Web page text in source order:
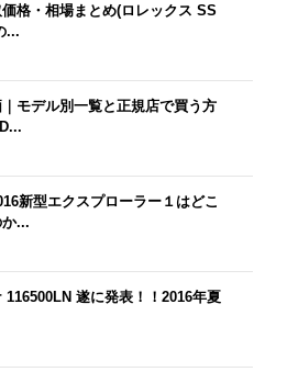
格・相場まとめ(ロレックス SS
...
モデル別一覧と正規店で買う方
新型エクスプローラー１はどこ
...
116500LN 遂に発表！！2016年夏